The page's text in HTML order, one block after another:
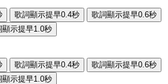
歌詞顯示提早0.4秒
歌詞顯示提早0.6秒
顯示提早1.0秒
歌詞顯示提早0.4秒
歌詞顯示提早0.6秒
顯示提早1.0秒